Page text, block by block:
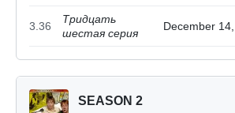
3.36
Тридцать
шестая серия
December
SEASON 2